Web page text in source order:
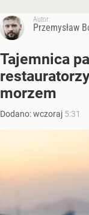
Autor:
Przemysław
Tajemnica
morzem
Dodano:wczoraj 5:31